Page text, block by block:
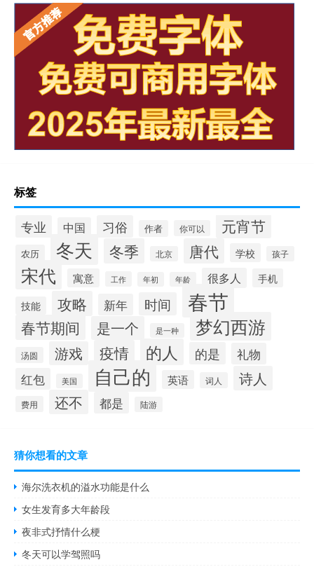
标签
专业 中国 习俗 作者 你可以 元宵节
农历 冬天 冬季 北京 唐代 学校 孩子
宋代 寓意 工作 年初 年龄 很多人 手机
技能 攻略 新年 时间 春节
春节期间 是一个 是一种 梦幻西游
汤圆 游戏 疫情 的人 的是
礼物
红包
美国 自己的 英语 词人 诗人
费用 还不 都是 陆游
猜你想看的文章
海尔洗衣机的溢水功能是什么
女生发育多大年龄段
夜非式抒情什么梗
冬天可以学驾照吗